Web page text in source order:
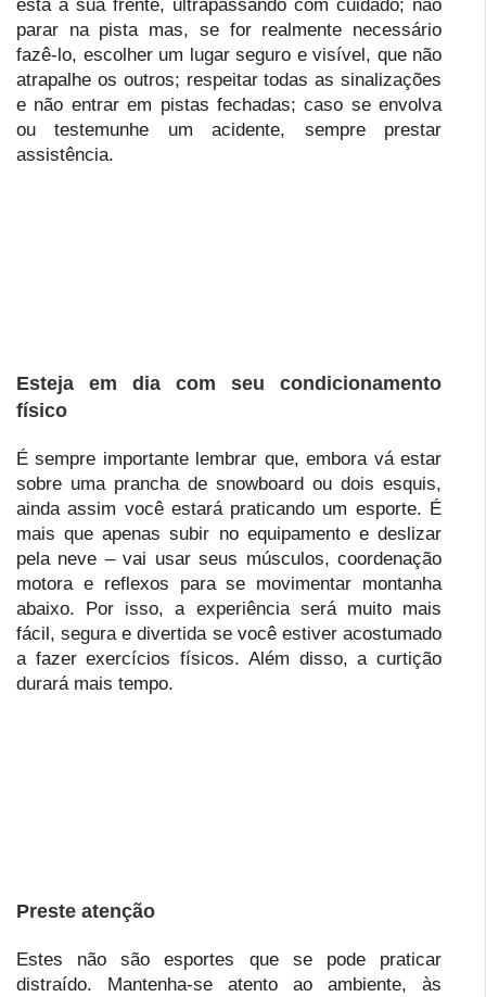
está à sua frente, ultrapassando com cuidado; não
parar na pista mas, se for realmente necessário
fazê-lo, escolher um lugar seguro e visível, que não
atrapalhe os outros; respeitar todas as sinalizações
e não entrar em pistas fechadas; caso se envolva
ou testemunhe um acidente, sempre prestar
assistência.
Esteja em dia com seu condicionamento
físico
É sempre importante lembrar que, embora vá estar
sobre uma prancha de snowboard ou dois esquis,
ainda assim você estará praticando um esporte. É
mais que apenas subir no equipamento e deslizar
pela neve – vai usar seus músculos, coordenação
motora e reflexos para se movimentar montanha
abaixo. Por isso, a experiência será muito mais
fácil, segura e divertida se você estiver acostumado
a fazer exercícios físicos. Além disso, a curtição
durará mais tempo.
Preste atenção
Estes não são esportes que se pode praticar
distraído. Mantenha-se atento ao ambiente, às